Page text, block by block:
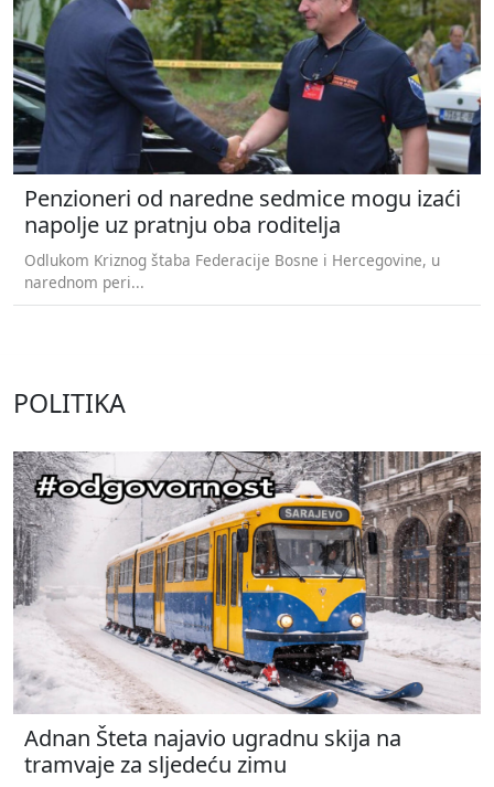
Penzioneri od naredne sedmice mogu izaći
napolje uz pratnju oba roditelja
Odlukom Kriznog štaba Federacije Bosne i Hercegovine, u
narednom peri...
POLITIKA
Adnan Šteta najavio ugradnu skija na
tramvaje za sljedeću zimu